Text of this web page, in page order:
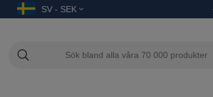
SV - SEK